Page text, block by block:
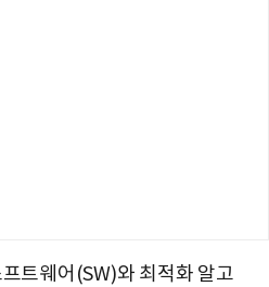
트웨어(SW)와 최적화 알고